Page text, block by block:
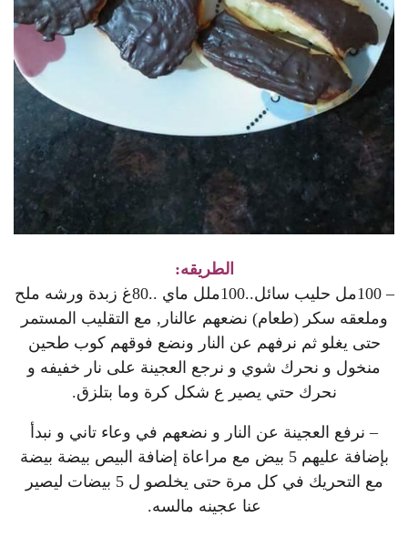
الطريقه:
– 100مل حليب سائل..100ملل ماي ..80غ زبدة ورشه ملح
وملعقه سكر (طعام) نضعهم عالنار, مع التقليب المستمر
حتى يغلو ثم نرفهم عن النار ونضع فوقهم كوب طحين
منخول و نحرك شوي و نرجع العجينة على نار خفيفه و
نحرك حتي يصير ع شكل كرة وما بتلزق.
– نرفع العجينة عن النار و نضعهم في وعاء تاني و نبدأ
بإضافة عليهم 5 بيض مع مراعاة إضافة البيص بيضة بيضة
مع التحريك في كل مرة حتى يخلصو ل 5 بيضات ليصير
عنا عجينه مالسه.